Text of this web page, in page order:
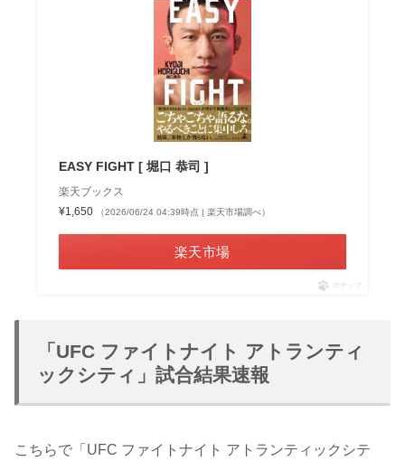
EASY FIGHT [ 堀口 恭司 ]
楽天ブックス
¥1,650
（2026/06/24 04:39時点 | 楽天市場調べ）
楽天市場
ポチップ
「UFC ファイトナイト アトランティ
ックシティ」試合結果速報
こちらで「UFC ファイトナイト アトランティックシテ